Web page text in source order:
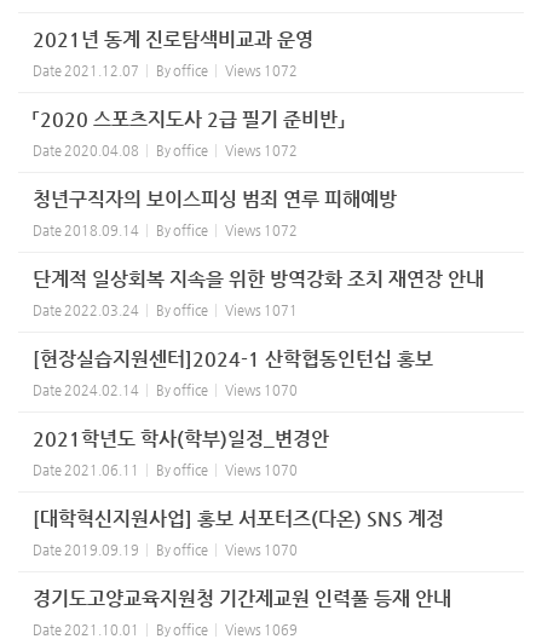
2021년 동계 진로탐색비교과 운영
Date 2021.12.07 Byoffice Views 1072
「2020 스포츠지도사 2급 필기 준비반」
Date 2020.04.08 Byoffice Views 1072
청년구직자의 보이스피싱 범죄 연루 피해예방
Date 2018.09.14 Byoffice Views 1072
단계적 일상회복 지속을 위한 방역강화 조치 재연장 안내
Date 2022.03.24 Byoffice Views 1071
[현장실습지원센터]2024-1 산학협동인턴십 홍보
Date 2024.02.14 Byoffice Views 1070
2021학년도 학사(학부)일정_변경안
Date 2021.06.11 Byoffice Views 1070
[대학혁신지원사업] 홍보 서포터즈(다온) SNS 계정
Date 2019.09.19 Byoffice Views 1070
경기도고양교육지원청 기간제교원 인력풀 등재 안내
Date 2021.10.01 Byoffice Views 1069